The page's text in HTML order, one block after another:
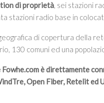
di proprietà, sei stazioni
stazioni radio base in
geografica di copertura della
130 comuni ed una
Fowhe.com è direttamente
Open Fiber, Retelit ed